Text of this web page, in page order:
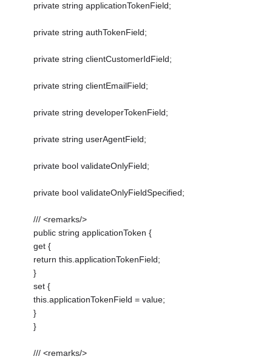
private string applicationTokenField;
private string authTokenField;
private string clientCustomerIdField;
private string clientEmailField;
private string developerTokenField;
private string userAgentField;
private bool validateOnlyField;
private bool validateOnlyFieldSpecified;
/// <remarks/>
public string applicationToken {
get {
return this.applicationTokenField;
}
set {
this.applicationTokenField = value;
}
}
/// <remarks/>